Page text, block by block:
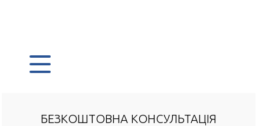
БЕЗКОШТОВНА КОНСУЛЬТАЦІЯ